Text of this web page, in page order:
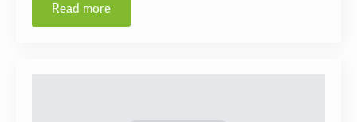
Read more